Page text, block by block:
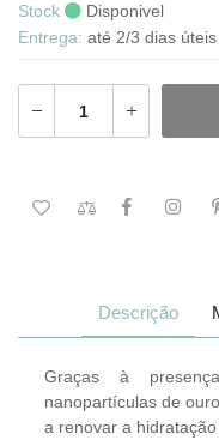
Descrição
Graças à
nanopartículas de
a renovar a
Stock
Disponivel
Entrega: até 2/3 dias úteis